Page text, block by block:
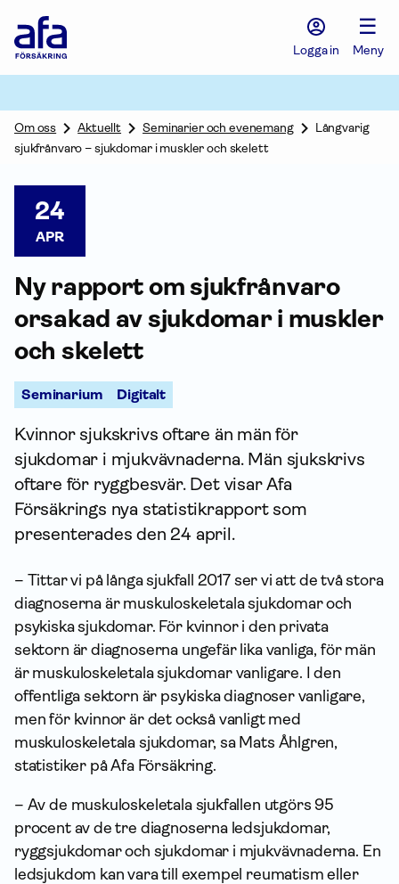
Försäkring
Logga in
☰
Meny
Om oss Aktuellt Seminarier och evenemang
Långvarig
sjukfrånvaro – sjukdomar i muskler och skelett
24
APR
Ny rapport om sjukfrånvaro
orsakad av sjukdomar i muskler
och skelett
Seminarium Digitalt
Kvinnor sjukskrivs oftare än män för
sjukdomar i mjukvävnaderna. Män sjukskrivs
oftare för ryggbesvär. Det visar Afa
Försäkrings nya statistik­rapport som
presenterades den 24 april.
– Tittar vi på långa sjukfall 2017 ser vi att de två stora
diagnoserna är muskuloskeletala sjukdomar och
psykiska sjukdomar. För kvinnor i den privata
sektorn är diagnoserna ungefär lika vanliga, för män
är muskuloskeletala sjukdomar vanligare. I den
offentliga sektorn är psykiska diagnoser vanligare,
men för kvinnor är det också vanligt med
muskuloskeletala sjukdomar, sa Mats Åhlgren,
statistiker på Afa För­säkring.
– Av de muskuloskeletala sjukfallen utgörs 95
procent av de tre diagnoserna ledsjukdomar,
ryggsjukdomar och sjukdomar i mjukvävnaderna. En
ledsjukdom kan vara till exempel reumatism eller